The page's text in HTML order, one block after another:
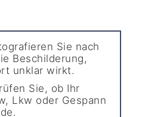
Sie nach
Beschilderung,
unklar wirkt.
Sie, ob Ihr
Lkw oder Gespann